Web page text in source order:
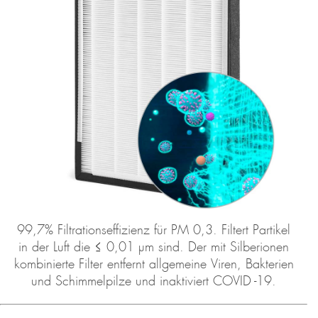
99,7% Filtrationseffizienz für PM 0,3. Filtert Partikel
in der Luft die ≤ 0,01 µm sind. Der mit Silberionen
kombinierte Filter entfernt allgemeine Viren, Bakterien
und Schimmelpilze und inaktiviert COVID -19.